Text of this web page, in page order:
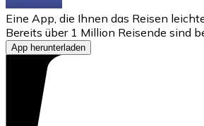
Eine App, die Ihnen das Reisen
Bereits über 1 Million Reisende sind
App herunterladen